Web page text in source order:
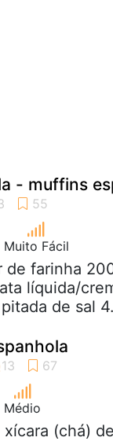
- muffins
Muito Fácil
de farinha
líquida/
de sal
Médio
xícara (chá)